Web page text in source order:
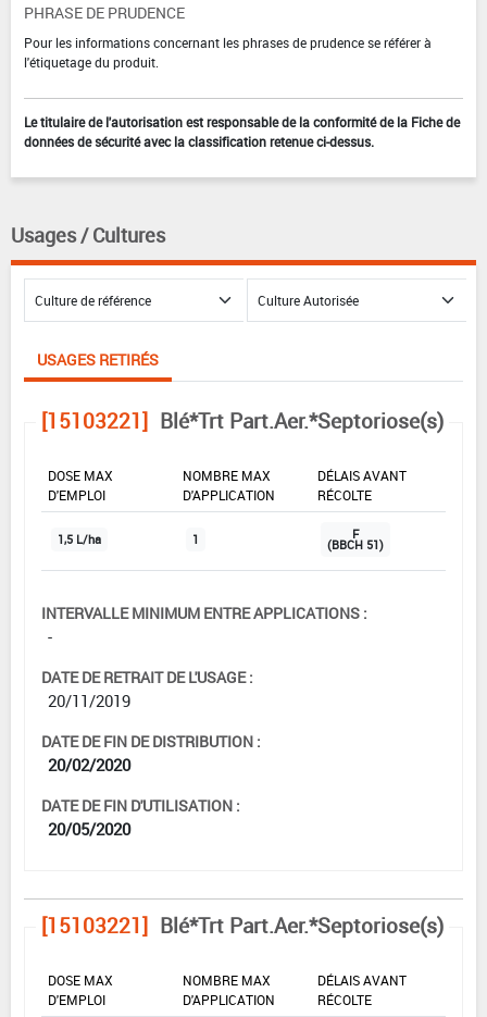
PHRASE DE PRUDENCE
Pour les informations concernant les phrases de prudence se référer à
l'étiquetage du produit.
Le titulaire de l'autorisation est responsable de la conformité de la Fiche de
données de sécurité avec la classification retenue ci-dessus.
Usages / Cultures
USAGES RETIRÉS
[15103221] Blé*Trt Part.Aer.*Septoriose(s)
DOSE MAX
D'EMPLOI
NOMBRE MAX
D'APPLICATION
DÉLAIS AVANT
RÉCOLTE
1,5 L/ha 1 F
(BBCH 51)
INTERVALLE MINIMUM ENTRE APPLICATIONS :
-
DATE DE RETRAIT DE L'USAGE :
20/11/2019
DATE DE FIN DE DISTRIBUTION :
20/02/2020
DATE DE FIN D'UTILISATION :
20/05/2020
[15103221] Blé*Trt Part.Aer.*Septoriose(s)
DOSE MAX
D'EMPLOI
NOMBRE MAX
D'APPLICATION
DÉLAIS AVANT
RÉCOLTE